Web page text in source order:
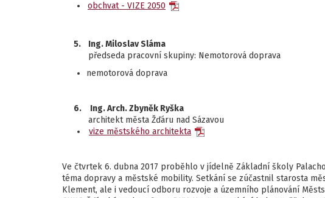
obchvat - VIZE 2050
5.
Ing. Miloslav Sláma
předseda pracovní skupiny: Nemotorová doprava
nemotorová doprava
6.
Ing. Arch. Zbyněk Ryška
architekt města Žďáru nad Sázavou
vize městského architekta
Ve čtvrtek 6. dubna 2017 proběhlo v jídelně Základní školy
téma dopravy a městské mobility. Setkání se zúčastnil starosta
Klement, ale i vedoucí odboru rozvoje a územního plánování